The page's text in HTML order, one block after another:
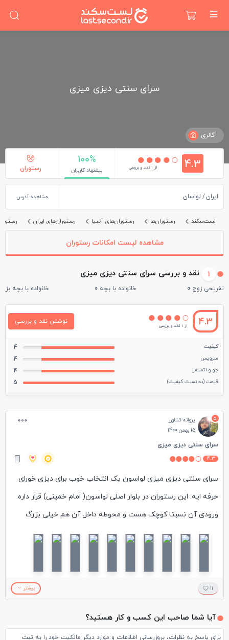
سرای سنتی دیزی میزی
گالری
4.3 از 1 نقد و بررسی
100%
پیشنهاد کاربران رستوران
ایران لواسان مشاهده آدرس
لست‌سکند رستوران‌ها رستوران‌های آسیا رستوران‌های ایران
مشاهده لیست امکانات رستوران
1 نقد و بررسی سرای سنتی دیزی میزی
تفریحی زوج 0 خانواده با بچه 0 خانواده با بچه
4.3 از 1 نقد و بررسی
نوشتن نقد و بررسی
کیفیت 4
سرویس 4
جو و اتمسفر 4
قیمت (به نسبت کیفیت) 5
5
پروانه کشاورز
15 بهمن 1400
سرای سنتی دیزی میزی
4.3
سرای سنتی دیزی میزی لواسون یک انتخاب خوب برای دیزی خورای
حرفه ایه. این رستوران در بلوار اصلی لواسون( امام خمینی) قرار داره.
ورودی آن نسبتا کوچک هست و محوطه داخل آن هم خیلی بزرگ
نیست اما هم میز و صندلی و هم تخت داره و به نظرم دیزاین سنتی و
گفتن نداریم و در کنارش دوغ محلی و ترشی سفارش دادیم. تقریبا
بود، طعم گوشتشم خوب بود و حبوباتشم کامل پخته بود. بعد از غذا
11 بیشتر
آیا شما صاحب این کسب و کار هستید؟
برای پاسخ به نظرات، بروزرسانی اطلاعات و موارد دیگر مالکیت خود را به ثبت